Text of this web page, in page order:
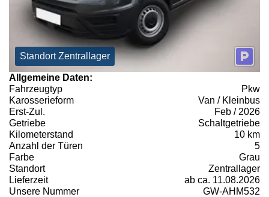
Standort Zentrallager
Allgemeine Daten:
Fahrzeugtyp
Pkw
Karosserieform
Van / Kleinbus
Erst-Zul.
Feb / 2026
Getriebe
Schaltgetriebe
Kilometerstand
10 km
Anzahl der Türen
5
Farbe
Grau
Standort
Zentrallager
Lieferzeit
ab ca. 11.08.2026
Unsere Nummer
GW-AHM532